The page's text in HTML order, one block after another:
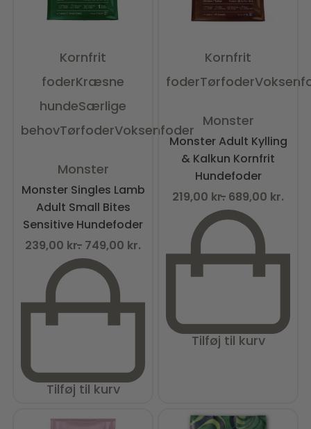
Kornfrit
foderKræsne
hundeSærlige
behovTørfoderVoksenfoder
Monster
Monster Singles Lamb
Adult Small Bites
Sensitive Hundefoder
239,00 kr. 749,00 kr.
Tilføj til kurv
Kornfrit
foderTørfoder
Monster
Monster Adult Kylling
& Kalkun Kornfrit
Hundefoder
219,00 kr. 689,00 kr.
Tilføj til kurv